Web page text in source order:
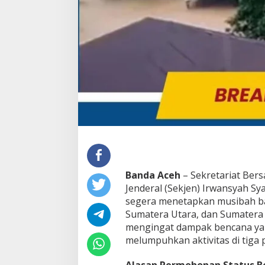
a
o
p
a
n
j
i
r
S
u
a
Banda Aceh – Sekretariat
Jenderal (Sekjen) Irwansyah
segera menetapkan musibah
Sumatera Utara, dan
mengingat dampak bencana
melumpuhkan aktivitas di tiga